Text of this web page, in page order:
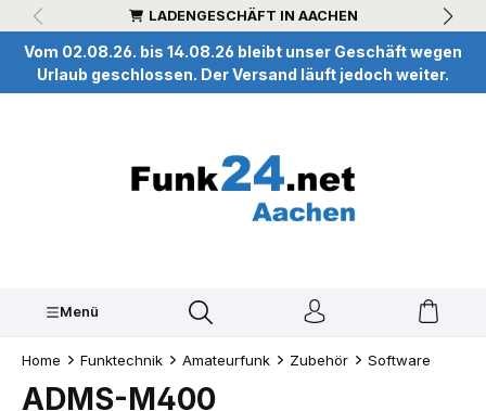
springen LADENGESCHÄFT IN AACHEN
Vom 02.08.26. bis 14.08.26 bleibt unser Geschäft wegen
Urlaub geschlossen. Der Versand läuft jedoch weiter.
Menü
Home Funktechnik Amateurfunk Zubehör Software
ADMS-M400